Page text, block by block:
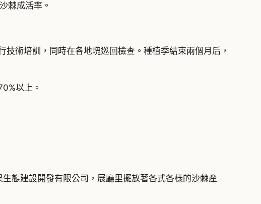
棘成活率。
術培訓，同時在各地塊巡回檢查。種植季結束兩個月后，
以上。
態建設開發有限公司，展廳里擺放著各式各樣的沙棘產